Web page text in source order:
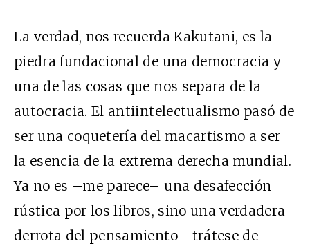
La verdad, nos recuerda Kakutani, es la
piedra fundacional de una democracia y
una de las cosas que nos separa de la
autocracia. El antiintelectualismo pasó de
ser una coquetería del macartismo a ser
la esencia de la extrema derecha mundial.
Ya no es –me parece– una desafección
rústica por los libros, sino una verdadera
derrota del pensamiento –trátese de